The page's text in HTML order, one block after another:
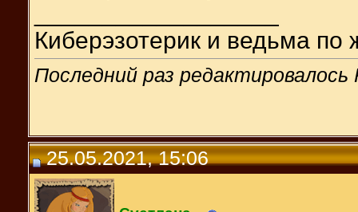
Киберэзотерик и ведьма по
Последний раз
25.05.2021, 15:06